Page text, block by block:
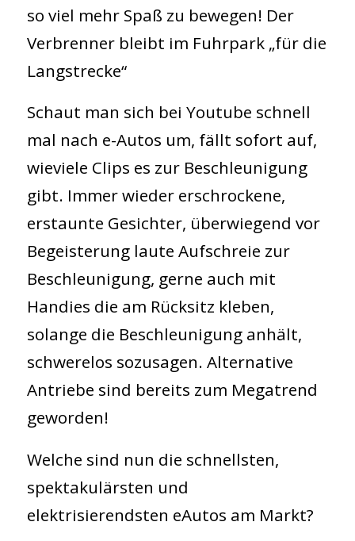
so viel mehr Spaß zu bewegen! Der
Verbrenner bleibt im Fuhrpark „für die
Langstrecke“
Schaut man sich bei Youtube schnell
mal nach e-Autos um, fällt sofort auf,
wieviele Clips es zur Beschleunigung
gibt. Immer wieder erschrockene,
erstaunte Gesichter, überwiegend vor
Begeisterung laute Aufschreie zur
Beschleunigung, gerne auch mit
Handies die am Rücksitz kleben,
solange die Beschleunigung anhält,
schwerelos sozusagen. Alternative
Antriebe sind bereits zum Megatrend
geworden!
Welche sind nun die schnellsten,
spektakulärsten und
elektrisierendsten eAutos am Markt?